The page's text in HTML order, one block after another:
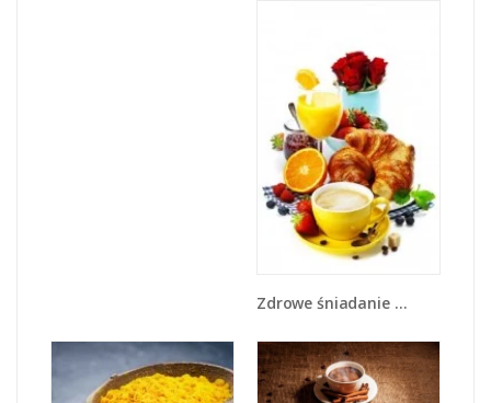
Zdrowe śniadanie dla zakochanych - JN240